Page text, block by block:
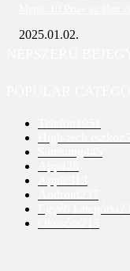
2025.01.02.